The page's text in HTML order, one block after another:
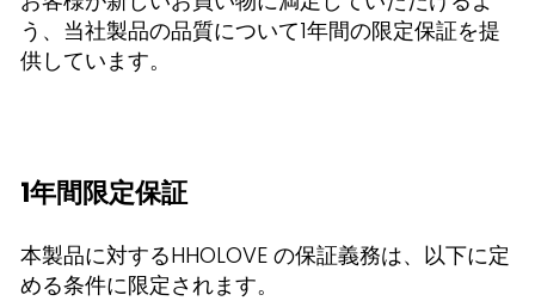
う、当社製品の品質について1年間の限定保証を提
供しています。
1年間限定保証
本製品に対するHHOLOVE の保証義務は、以下に定
める条件に限定されます。